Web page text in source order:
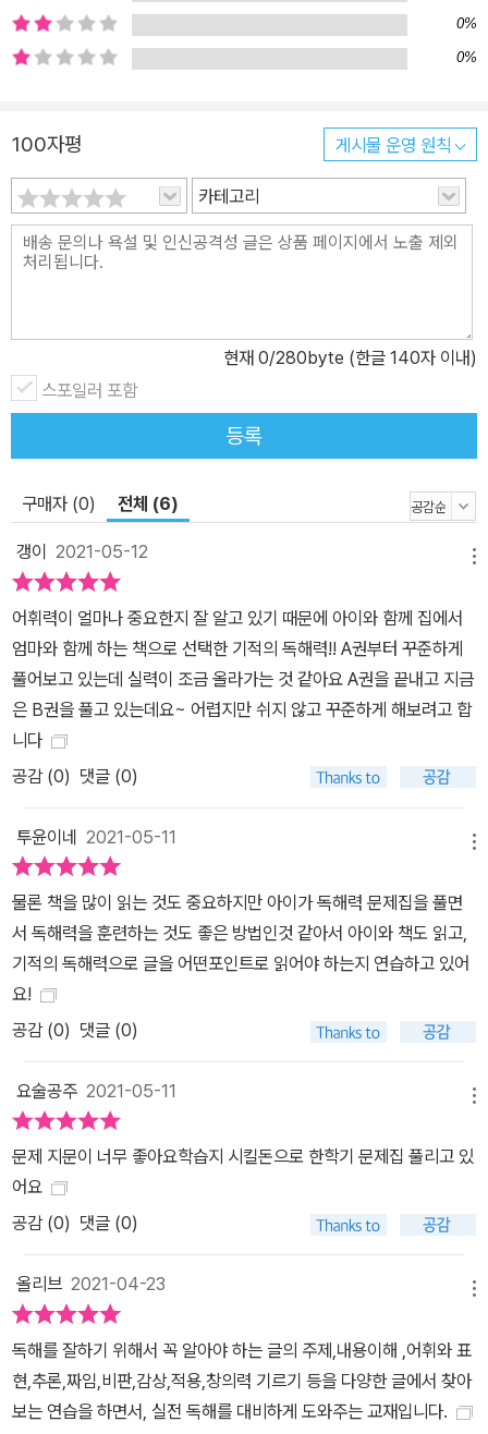
0%
0%
100자평 게시물 운영 원칙
카테고리
현재 0/280byte (한글 140자 이내)
스포일러 포함
등록
구매자 (0) 전체 (6)
갱이 2021-05-12
어휘력이 얼마나 중요한지 잘 알고 있기 때문에 아이와 함께 집에서
엄마와 함께 하는 책으로 선택한 기적의 독해력!! A권부터 꾸준하게
풀어보고 있는데 실력이 조금 올라가는 것 같아요 A권을 끝내고 지금
은 B권을 풀고 있는데요~ 어렵지만 쉬지 않고 꾸준하게 해보려고 합
니다
공감 (0) 댓글 (0)
투윤이네 2021-05-11
물론 책을 많이 읽는 것도 중요하지만 아이가 독해력 문제집을 풀면
서 독해력을 훈련하는 것도 좋은 방법인것 같아서 아이와 책도 읽고,
기적의 독해력으로 글을 어떤포인트로 읽어야 하는지 연습하고 있어
요!
공감 (0) 댓글 (0)
요술공주 2021-05-11
문제 지문이 너무 좋아요학습지 시킬돈으로 한학기 문제집 풀리고 있
어요
공감 (0) 댓글 (0)
올리브 2021-04-23
독해를 잘하기 위해서 꼭 알아야 하는 글의 주제,내용이해 ,어휘와 표
현,추론,짜임,비판,감상,적용,창의력 기르기 등을 다양한 글에서 찾아
보는 연습을 하면서, 실전 독해를 대비하게 도와주는 교재입니다.